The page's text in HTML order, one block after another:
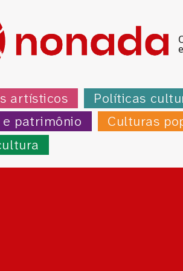
artísticos Políticas
patrimônio
Culturas